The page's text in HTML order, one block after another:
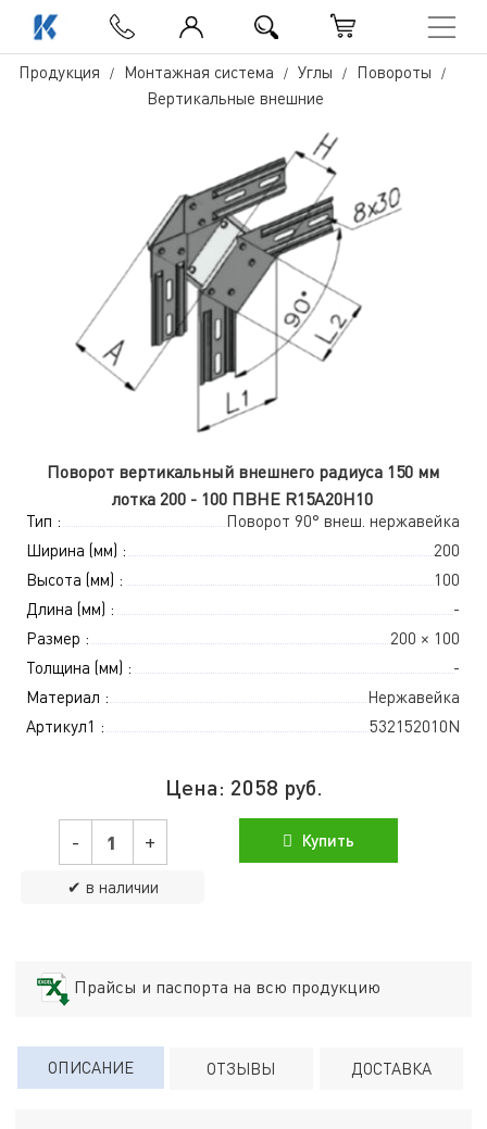
Продукция Монтажная система Углы
Повороты
Вертикальные внешние
Поворот вертикальный внешнего радиуса 150 мм
лотка 200 - 100 ПВНЕ R15A20H10
Тип :
Поворот 90° внеш. нержавейка
Ширина (мм) :
200
Высота (мм) :
100
Длина (мм) :
-
Размер :
200 × 100
Толщина (мм) :
-
Материал :
Нержавейка
Артикул1 :
532152010N
Цена: 2058 руб.
- +
✔ в наличии
Купить
Прайсы и паспорта на всю продукцию
ОПИСАНИЕ ОТЗЫВЫ ДОСТАВКА